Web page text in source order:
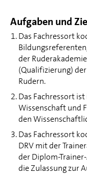
Aufgaben und
Das Fachressort
der
(Qualifizierung)
Rudern.
Das Fachressort
Wissenschaft und
den
Das Fachressort
DRV mit der
der Diplom-
die Zulassung zur